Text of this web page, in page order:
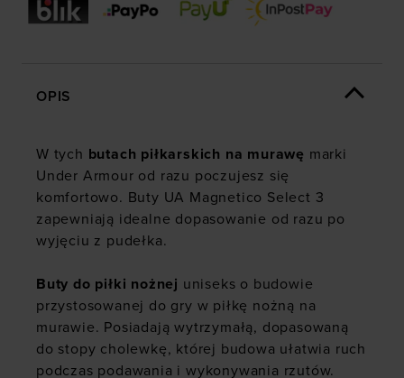
OPIS
W tych butach piłkarskich na murawę marki
Under Armour od razu poczujesz się
komfortowo. Buty UA Magnetico Select 3
zapewniają idealne dopasowanie od razu po
wyjęciu z pudełka.
Buty do piłki nożnej uniseks o budowie
przystosowanej do gry w piłkę nożną na
murawie. Posiadają wytrzymałą, dopasowaną
do stopy cholewkę, której budowa ułatwia ruch
podczas podawania i wykonywania rzutów.